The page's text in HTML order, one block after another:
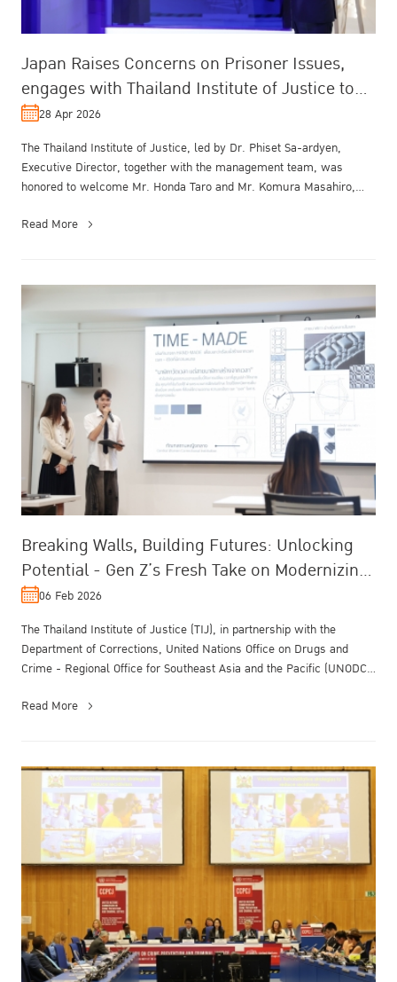
Japan Raises Concerns on Prisoner Issues,
engages with Thailand Institute of Justice to
Support Reintegration and Reduce...
28 Apr 2026
The Thailand Institute of Justice, led by Dr. Phiset Sa-ardyen,
Executive Director, together with the management team, was
honored to welcome Mr. Honda Taro and Mr. Komura Masahiro,
Read More
Breaking Walls, Building Futures: Unlocking
Potential - Gen Z’s Fresh Take on Modernizing
Prison Crafts
06 Feb 2026
The Thailand Institute of Justice (TIJ), in partnership with the
Department of Corrections, United Nations Office on Drugs and
Crime - Regional Office for Southeast Asia and the Pacific (UNODC
Read More